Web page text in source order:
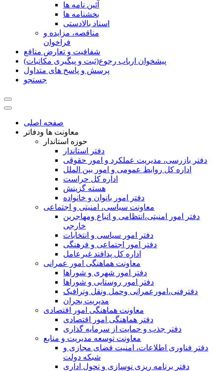
آئین نامه ها
بخشنامه ها
اسناد بالادستی
مناقصه، مزایده و
فراخوان
شفافیت و تعارض منافع
پیشخوان ارباب رجوع(ثبت و پیگیری مکاتبات)
پرسش و پاسخ های متداول
جستجو
صفحه اصلی
معاونت ها ودفاتر
حوزه استاندار
دفتر استاندار
دفتر بازرسی، مدیریت عملکرد و امور حقوقی
اداره کل روابط عمومی و امور بین الملل
اداره کل حراست
هسته گزینش
دفتر امور بانوان و خانواده
معاونت سیاسی، امنیتی و اجتماعی
دفتر امور امنيتی،انتظامی و اتباع ومهاجرین
خارجی
دفتر امور سیاسی و انتخابات
دفتر امور اجتماعی و فرهنگی
اداره کل پدافند غیرعامل
معاونت هماهنگی امور عمرانی
دفتر امور شهری و شوراها
دفتر امور روستایی و شوراها
دفترفنی،امورعمرانی وحمل ونقل وترافيک
مدیریت بحران
معاونت هماهنگی امور اقتصادی
دفتر هماهنگی امور اقتصادی
دفتر جذب و حمایت از سرمایه گذاری
معاونت توسعه مدیریت و منابع
دفتر فناوری اطلاعات، امنیت فضای مجازی و
شبکه دولت
دفتر برنامه ریزی نوسازی و تحول اداری